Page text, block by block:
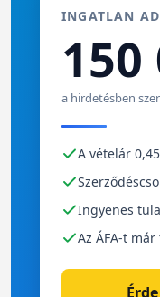
INGATLAN
150
a hirdetésben
A vételár
Ingyenes
Az ÁFA-t